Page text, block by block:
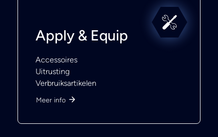
Apply & Equip
Accessoires
Uitrusting
Verbruiksartikelen
Meer info